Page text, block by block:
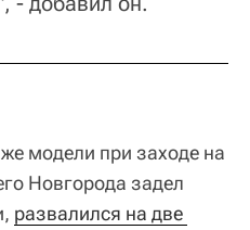
модели при заходе на
Новгорода задел
развалился на две